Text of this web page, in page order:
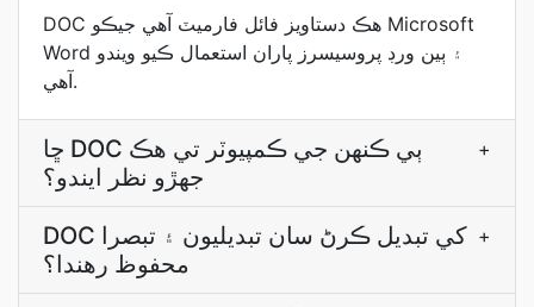
DOC هڪ دستاويز فائل فارميٽ آهي جيڪو Microsoft
Word ۽ ٻين ورڊ پروسيسرز پاران استعمال ڪيو ويندو
آهي.
ڇا DOC ٻي ڪنھن جي ڪمپيوٽر تي ھڪ
جھڙو نظر ايندو؟
+
DOC کي تبديل ڪرڻ سان تبديليون ۽ تبصرا
محفوظ رھندا؟
+